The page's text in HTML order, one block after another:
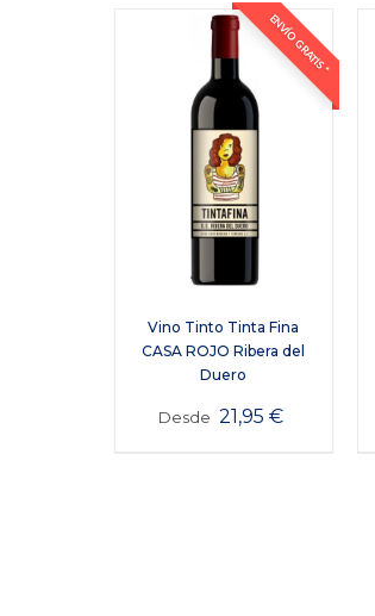
ENVÍO GRATIS *
Vino Tinto Tinta Fina
CASA ROJO Ribera del
Duero
Desde 21,95€